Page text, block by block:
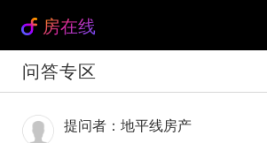
房在线
问答专区
提问者：地平线房产